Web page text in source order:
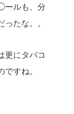
ールも、分
たな。。
更にタバコ
すね。